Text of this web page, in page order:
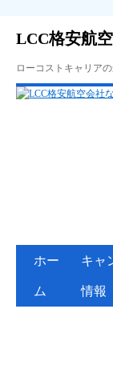
LCC格安航
ローコストキャリア
ホー
ム
キャ
情報